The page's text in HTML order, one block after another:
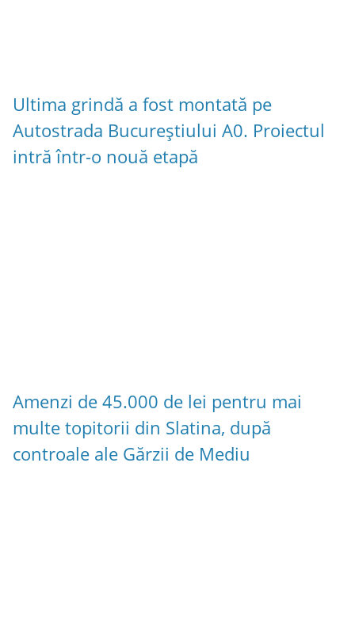
Ultima grindă a fost montată pe
Autostrada Bucureștiului A0. Proiectul
intră într-o nouă etapă
Amenzi de 45.000 de lei pentru mai
multe topitorii din Slatina, după
controale ale Gărzii de Mediu